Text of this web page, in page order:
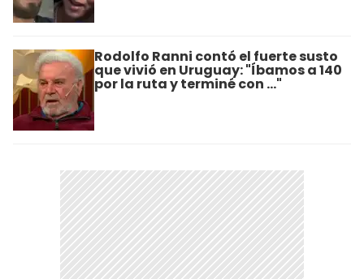
Rodolfo Ranni contó el fuerte susto
que vivió en Uruguay: "Íbamos a 140
por la ruta y terminé con ..."